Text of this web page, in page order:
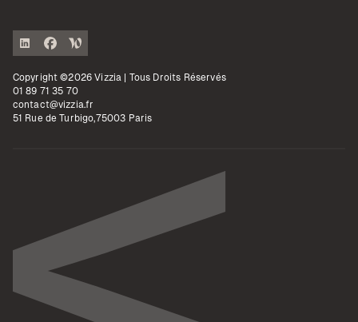
Copyright ©2026 Vizzia | Tous Droits Réservés
01 89 71 35 70
contact@vizzia.fr
51 Rue de Turbigo,75003 Paris